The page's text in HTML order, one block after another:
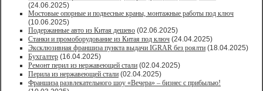
(24.06.2025)
Мостовые опорные и подвесные краны, монтажные работы под ключ
(10.06.2025)
Подержанные авто из Китая дешево (02.06.2025)
Станки и промоборудование из Китая под ключ (24.04.2025)
Эксклюзивная франшиза пункта выдачи IGRAR без роялти (18.04.2025)
Бухгалтер (16.04.2025)
Ремонт перил из нержавеющей стали (02.04.2025)
Перила из нержавеющей стали (02.04.2025)
Франшиза развлекательного шоу «Вечера» – бизнес с прибылью!